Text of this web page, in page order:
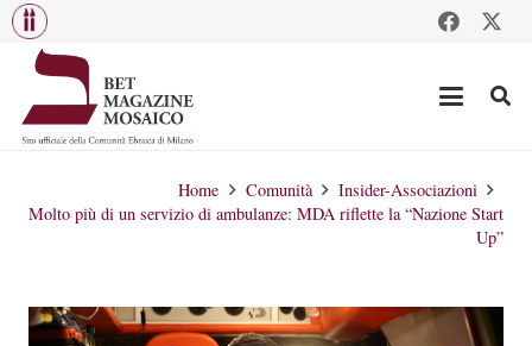
Home Comunità
Insider-Associazioni
Molto più di un servizio di ambulanze: MDA riflette la “Nazione Start
Up”